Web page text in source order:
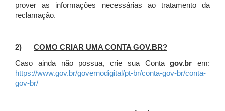
prover as informações necessárias ao tratamento da
reclamação.
2) COMO CRIAR UMA CONTA GOV.BR?
Caso ainda não possua, crie sua Contagov.br em:
https://www.gov.br/governodigital/pt-br/conta-gov-br/conta-
gov-br/